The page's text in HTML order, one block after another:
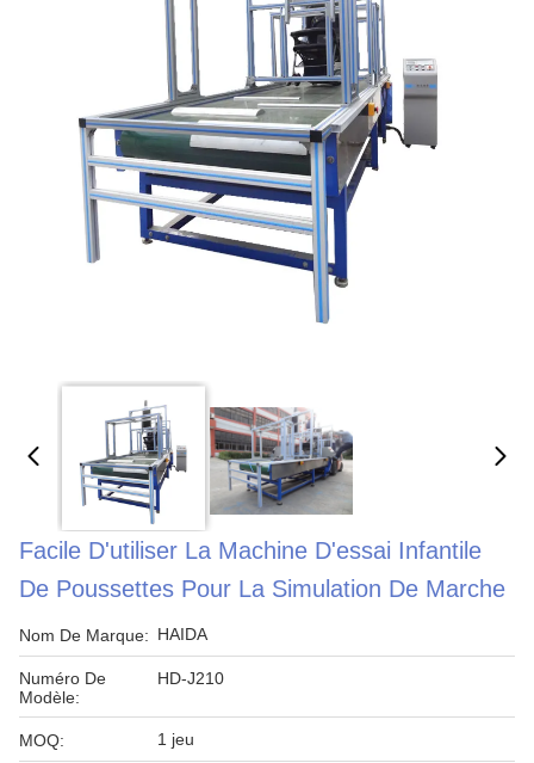
Facile D'utiliser La Machine D'essai Infantile
De Poussettes Pour La Simulation De Marche
Nom De Marque: HAIDA
Numéro De
Modèle:
HD-J210
MOQ: 1 jeu